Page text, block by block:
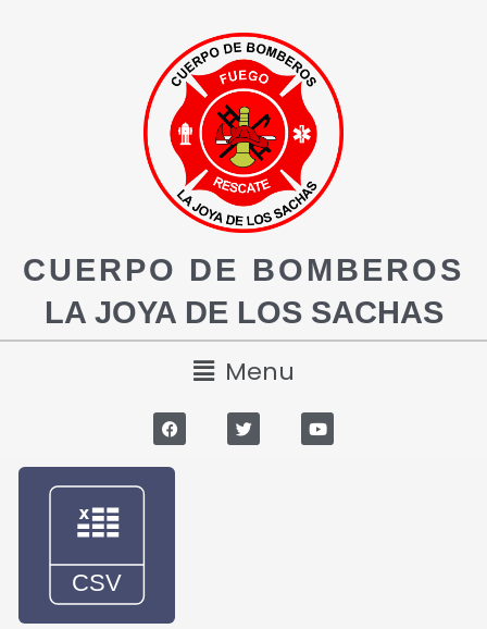
CUERPO DE BOMBEROS
LA JOYA DE LOS SACHAS
Menu